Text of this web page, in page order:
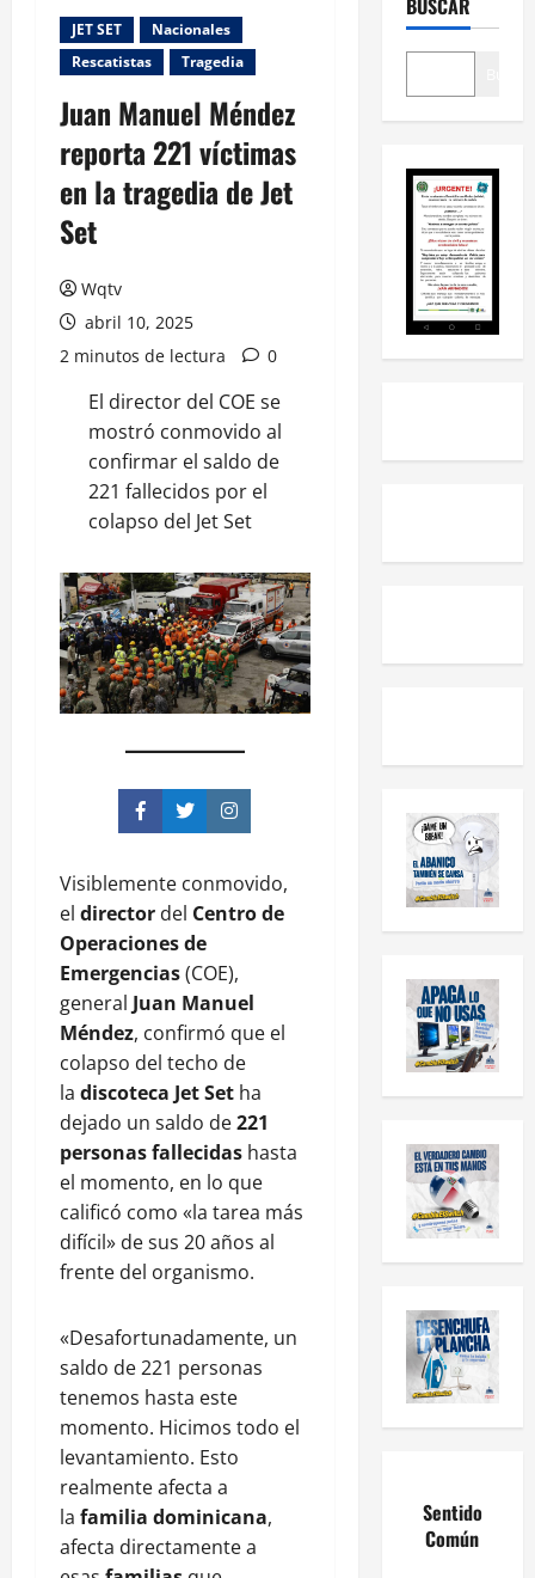
JET SET
Nacionales
Rescatistas
Tragedia
Juan Manuel Méndez
reporta 221 víctimas
en la tragedia de Jet
Set
Wqtv
abril 10, 2025
2 minutos de lectura
0
El director del COE se
mostró conmovido al
confirmar el saldo de
221 fallecidos por el
colapso del Jet Set
Visiblemente conmovido,
el director del Centro de
Operaciones de
Emergencias(COE),
general Juan Manuel
Méndez, confirmó que el
colapso del techo de
la discoteca Jet Set ha
dejado un saldo de221
personas fallecidas hasta
el momento, en lo que
calificó como «la tarea más
difícil» de sus 20 años al
frente del organismo.
«Desafortunadamente, un
saldo de 221 personas
tenemos hasta este
momento. Hicimos todo el
levantamiento. Esto
realmente afecta a
la familia dominicana,
afecta directamente a
BUSCAR
Sentido
Común